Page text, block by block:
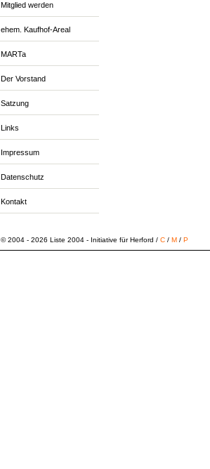
Mitglied werden
ehem. Kaufhof-Areal
MARTa
Der Vorstand
Satzung
Links
Impressum
Datenschutz
Kontakt
© 2004 - 2026 Liste 2004 - Initiative für Herford / C/ M/ P